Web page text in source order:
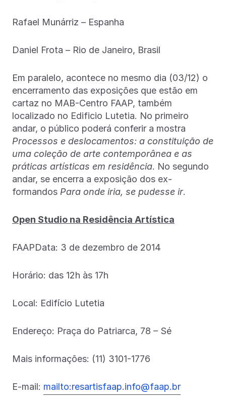
Rafael Munárriz – Espanha
Daniel Frota – Rio de Janeiro, Brasil
Em paralelo, acontece no mesmo dia (03/12) o
encerramento das exposições que estão em
cartaz no MAB-Centro FAAP, também
localizado no Edificio Lutetia. No primeiro
andar, o público poderá conferir a mostra
Processos e deslocamentos: a constituição de
uma coleção de arte contemporânea e as
práticas artísticas em residência. No segundo
andar, se encerra a exposição dos ex-
formandos Para onde iria, se pudesse ir.
Open Studio na Residência Artística
FAAPData: 3 de dezembro de 2014
Horário: das 12h às 17h
Local: Edifício Lutetia
Endereço: Praça do Patriarca, 78 – Sé
Mais informações: (11) 3101-1776
E-mail: mailto:resartisfaap.info@faap.br